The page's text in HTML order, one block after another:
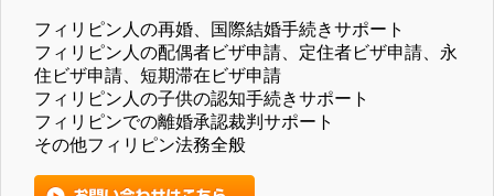
フィリピン人の再婚、国際結婚手続きサポート
フィリピン人の配偶者ビザ申請、定住者ビザ申請、永
住ビザ申請、短期滞在ビザ申請
フィリピン人の子供の認知手続きサポート
フィリピンでの離婚承認裁判サポート
その他フィリピン法務全般